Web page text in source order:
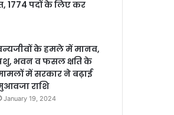
1774 पदों के लिए कर
के हमले में मानव,
भवन व फसल क्षति के
में सरकार ने बढ़ाई
राशि
January 19, 2024